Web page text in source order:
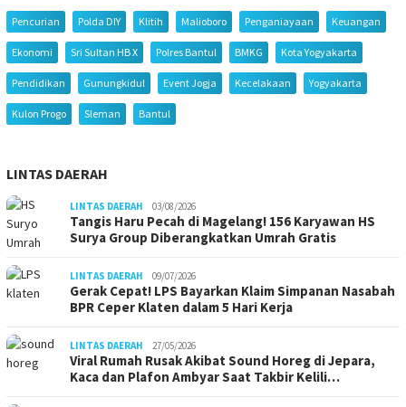
Pencurian Polda DIY Klitih Malioboro Penganiayaan Keuangan
Ekonomi Sri Sultan HB X Polres Bantul BMKG Kota Yogyakarta
Pendidikan Gunungkidul Event Jogja Kecelakaan Yogyakarta
Kulon Progo Sleman Bantul
LINTAS DAERAH
LINTAS DAERAH 03/08/2026
Tangis Haru Pecah di Magelang! 156 Karyawan HS
Surya Group Diberangkatkan Umrah Gratis
LINTAS DAERAH 09/07/2026
Gerak Cepat! LPS Bayarkan Klaim Simpanan Nasabah
BPR Ceper Klaten dalam 5 Hari Kerja
LINTAS DAERAH 27/05/2026
Viral Rumah Rusak Akibat Sound Horeg di Jepara,
Kaca dan Plafon Ambyar Saat Takbir Kelili…